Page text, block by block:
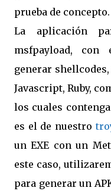
prueba de concepto.
La aplicación
msfpayload, con
generar
Javascript, Ruby,
los cuales
es el de nuestro
un EXE con un
este caso,
para generar un